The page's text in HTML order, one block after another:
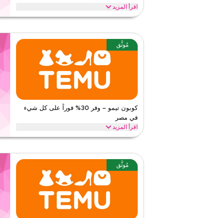
اقرأ المزيد
احصل على خصم 10% على جميع العناصر مع عرض
نون الأحكام والشروط
الحد الأدنى للطلب
ويب/
على
٥ ٢
مُوثَّق
كوبون تيمو – وفر 30% فوراً على كل شيء
في مصر
اقرأ المزيد
وفر 30% فوراً مع كود تيمو هذا على كل شيء. استبدل
تيمو الأحكام والشروط
الحد الأدنى للطلب
على
مُوثَّق